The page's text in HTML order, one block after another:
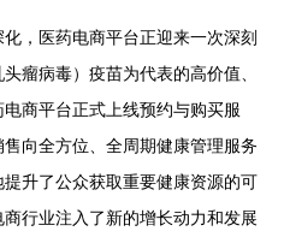
，医药电商平台正迎来一次深刻
瘤病毒）疫苗为代表的高价值、
商平台正式上线预约与购买服
向全方位、全周期健康管理服务
升了公众获取重要健康资源的可
行业注入了新的增长动力和发展